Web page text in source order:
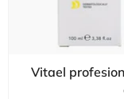
Vitael